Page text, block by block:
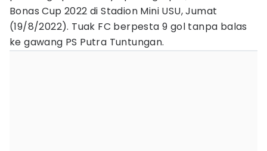
Bonas Cup 2022 di Stadion Mini USU, Jumat
(19/8/2022). Tuak FC berpesta 9 gol tanpa balas
ke gawang PS Putra Tuntungan.